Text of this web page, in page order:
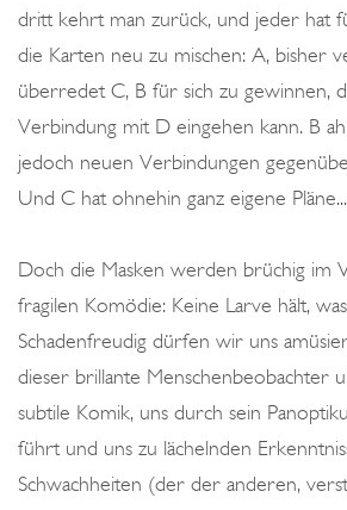
dritt kehrt man zurück, und jeder hat
die Karten neu zu mischen: A, bisher
überredet C, B für sich zu gewinnen,
Verbindung mit D eingehen kann. B
jedoch neuen Verbindungen
Und C hat ohnehin ganz eigene Pläne...
Doch die Masken werden brüchig im
fragilen Komödie: Keine Larve hält,
Schadenfreudig dürfen wir uns
dieser brillante Menschenbeobachter
subtile Komik, uns durch sein
führt und uns zu lächelnden
Schwachheiten (der der anderen,